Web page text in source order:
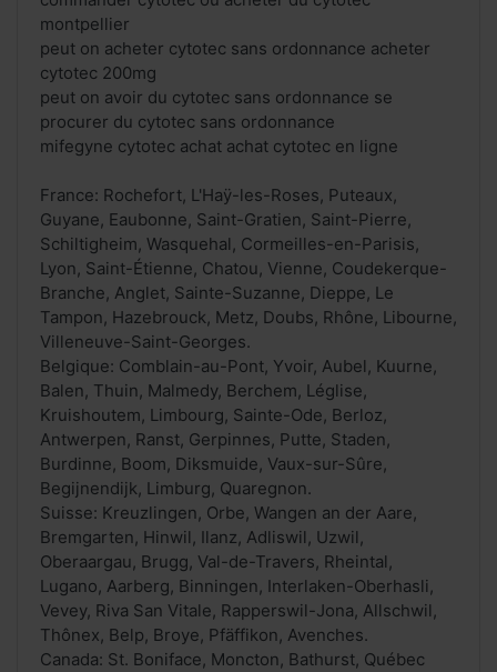
montpellier
peut on acheter cytotec sans ordonnance acheter
cytotec 200mg
peut on avoir du cytotec sans ordonnance se
procurer du cytotec sans ordonnance
mifegyne cytotec achat achat cytotec en ligne
France: Rochefort, L'Haÿ-les-Roses, Puteaux,
Guyane, Eaubonne, Saint-Gratien, Saint-Pierre,
Schiltigheim, Wasquehal, Cormeilles-en-Parisis,
Lyon, Saint-Étienne, Chatou, Vienne, Coudekerque-
Branche, Anglet, Sainte-Suzanne, Dieppe, Le
Tampon, Hazebrouck, Metz, Doubs, Rhône, Libourne,
Villeneuve-Saint-Georges.
Belgique: Comblain-au-Pont, Yvoir, Aubel, Kuurne,
Balen, Thuin, Malmedy, Berchem, Léglise,
Kruishoutem, Limbourg, Sainte-Ode, Berloz,
Antwerpen, Ranst, Gerpinnes, Putte, Staden,
Burdinne, Boom, Diksmuide, Vaux-sur-Sûre,
Begijnendijk, Limburg, Quaregnon.
Suisse: Kreuzlingen, Orbe, Wangen an der Aare,
Bremgarten, Hinwil, Ilanz, Adliswil, Uzwil,
Oberaargau, Brugg, Val-de-Travers, Rheintal,
Lugano, Aarberg, Binningen, Interlaken-Oberhasli,
Vevey, Riva San Vitale, Rapperswil-Jona, Allschwil,
Thônex, Belp, Broye, Pfäffikon, Avenches.
Canada: St. Boniface, Moncton, Bathurst, Québec